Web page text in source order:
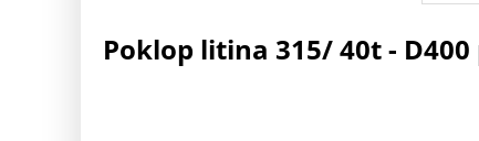
Poklop litina 315/ 40t -